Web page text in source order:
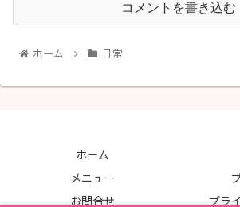
コメントを書き込む
ホーム 日常
ホーム
メニュー
お問合せ
プラ